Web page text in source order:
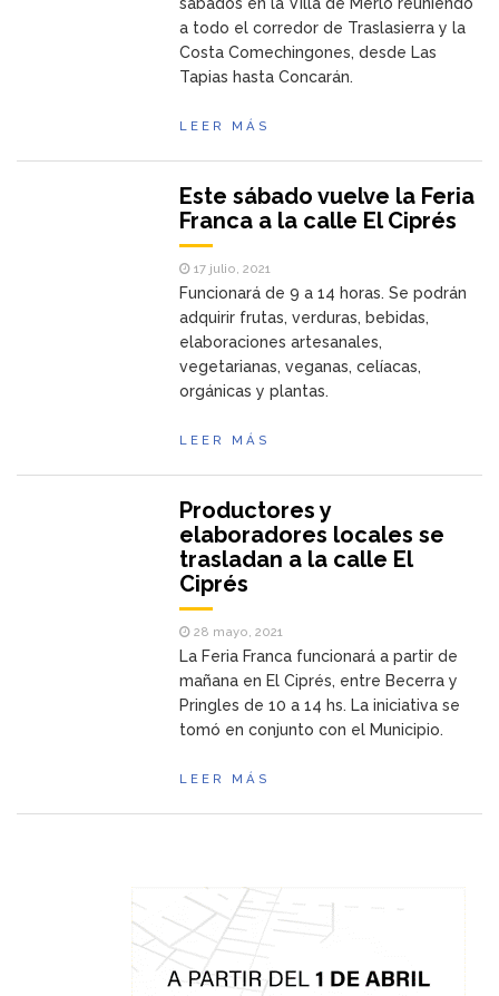
sábados en la Villa de Merlo reuniendo
a todo el corredor de Traslasierra y la
Costa Comechingones, desde Las
Tapias hasta Concarán.
LEER MÁS
Este sábado vuelve la Feria
Franca a la calle El Ciprés
17 julio, 2021
Funcionará de 9 a 14 horas. Se podrán
adquirir frutas, verduras, bebidas,
elaboraciones artesanales,
vegetarianas, veganas, celíacas,
orgánicas y plantas.
LEER MÁS
Productores y
elaboradores locales se
trasladan a la calle El
Ciprés
28 mayo, 2021
La Feria Franca funcionará a partir de
mañana en El Ciprés, entre Becerra y
Pringles de 10 a 14 hs. La iniciativa se
tomó en conjunto con el Municipio.
LEER MÁS